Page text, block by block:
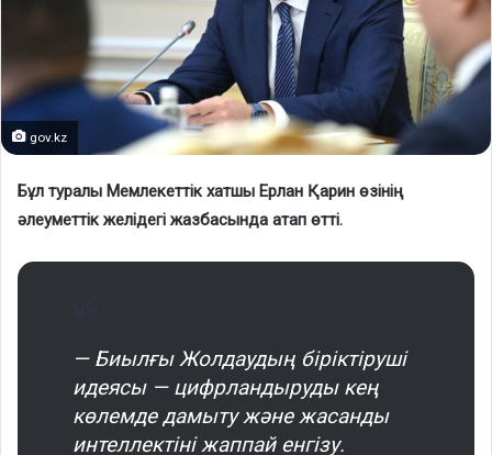
gov.kz
Бұл туралы Мемлекеттік хатшы Ерлан Қарин өзінің
әлеуметтік желідегі жазбасында атап өтті.
— Биылғы Жолдаудың біріктіруші
идеясы — цифрландыруды кең
көлемде дамыту және жасанды
интеллектіні жаппай енгізу.